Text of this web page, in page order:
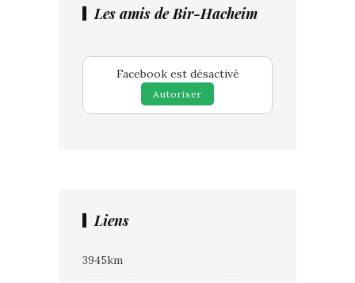
Les amis de Bir-Hacheim
Facebook est désactivé
Autoriser
Liens
3945km